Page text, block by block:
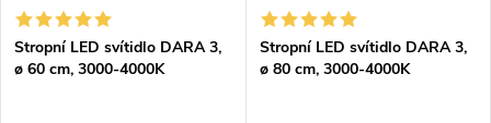
Stropní LED svítidlo DARA 3,
ø 60 cm, 3000-4000K
Stropní LED svítidlo DARA 3,
ø 80 cm, 3000-4000K